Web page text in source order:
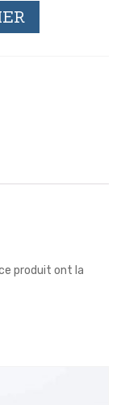
produit ont la